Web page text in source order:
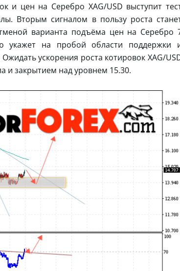
и цен на Серебро XAG/USD выступит
Вторым сигналом в пользу роста
варианта подъёма цен на Серебро
укажет на пробой области поддержки
ускорения роста котировок XAG/
и закрытием над уровнем 15.30.